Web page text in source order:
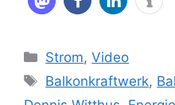
Kategorien
Strom,Video
Schlagwörter
Balkonkraftwerk,